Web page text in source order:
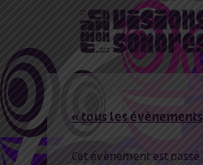
« tous les évènements
Cet évènement est passé